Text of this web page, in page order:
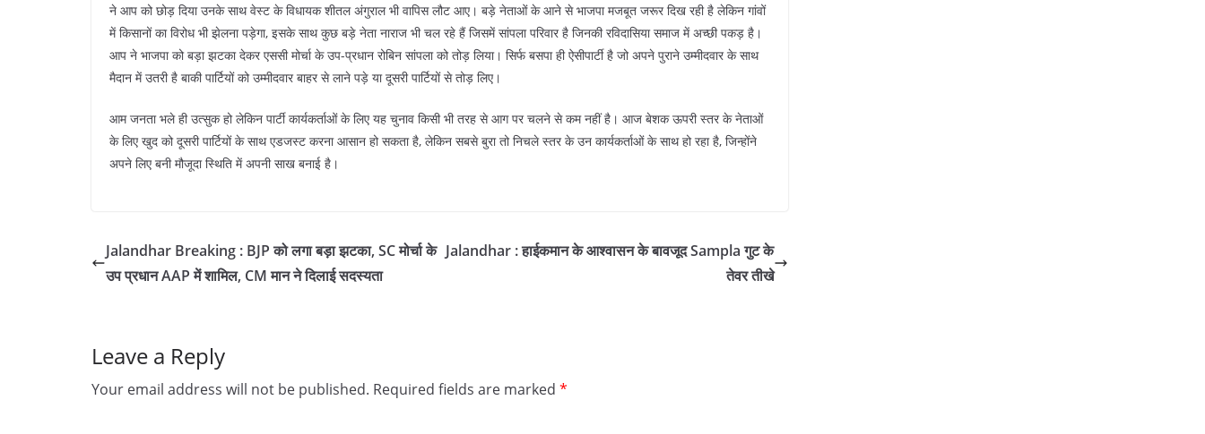
ने आप को छोड़ दिया उनके साथ वेस्ट के विधायक शीतल अंगुराल भी वापिस लौट आए। बड़े नेताओं के आने से भाजपा मजबूत जरूर दिख रही है लेकिन गांवों
में किसानों का विरोध भी झेलना पड़ेगा, इसके साथ कुछ बड़े नेता नाराज भी चल रहे हैं जिसमें सांपला परिवार है जिनकी रविदासिया समाज में अच्छी पकड़ है।
आप ने भाजपा को बड़ा झटका देकर एससी मोर्चा के उप-प्रधान रोबिन सांपला को तोड़ लिया। सिर्फ बसपा ही ऐसीपार्टी है जो अपने पुराने उम्मीदवार के साथ
मैदान में उतरी है बाकी पार्टियों को उम्मीदवार बाहर से लाने पड़े या दूसरी पार्टियों से तोड़ लिए।
आम जनता भले ही उत्सुक हो लेकिन पार्टी कार्यकर्ताओं के लिए यह चुनाव किसी भी तरह से आग पर चलने से कम नहीं है। आज बेशक ऊपरी स्तर के नेताओं
के लिए खुद को दूसरी पार्टियों के साथ एडजस्ट करना आसान हो सकता है, लेकिन सबसे बुरा तो निचले स्तर के उन कार्यकर्ताओं के साथ हो रहा है, जिन्होंने
अपने लिए बनी मौजूदा स्थिति में अपनी साख बनाई है।
Jalandhar Breaking : BJP को लगा बड़ा झटका, SC मोर्चा के
उप प्रधान AAP में शामिल, CM मान ने दिलाई सदस्यता
Jalandhar : हाईकमान के आश्वासन के बावजूद Sampla गुट के
तेवर तीखे
Leave a Reply
Your email address will not be published. Required fields are marked *